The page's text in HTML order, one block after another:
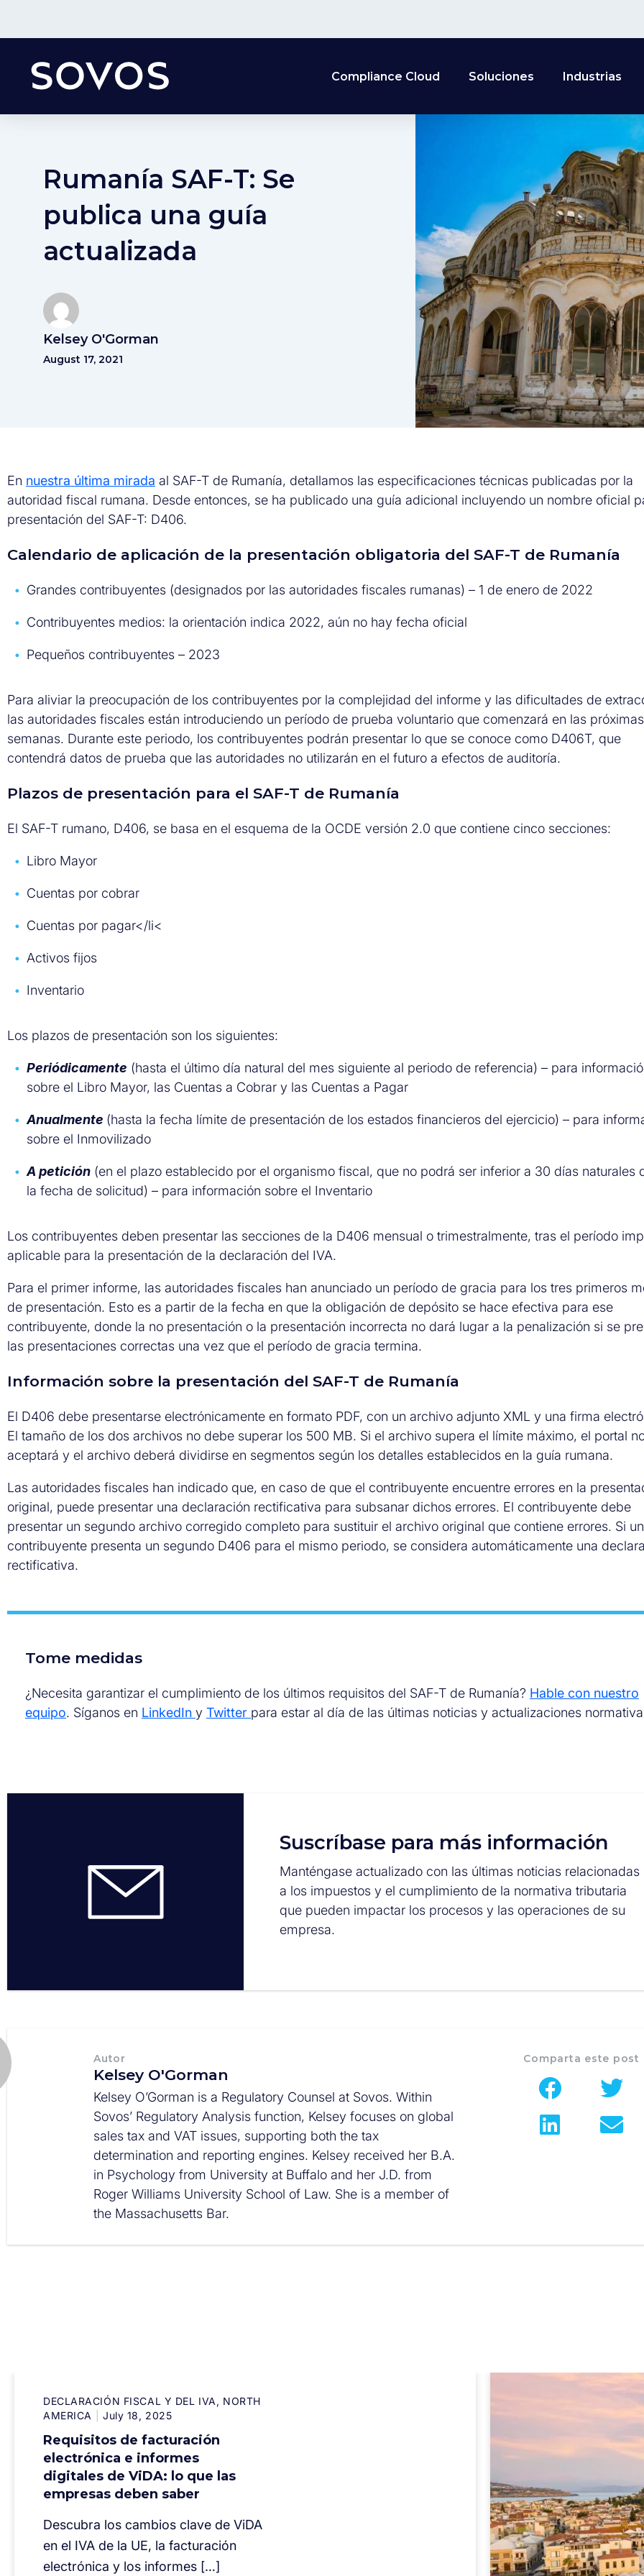
Compliance Cloud Soluciones Industrias
Rumanía SAF-T: Se
publica una guía
actualizada
Kelsey O'Gorman
August 17, 2021
En nuestra última mirada al SAF-T de Rumanía, detallamos las especificaciones técnicas publicadas por la
autoridad fiscal rumana. Desde entonces, se ha publicado una guía adicional incluyendo un nombre oficial
presentación del SAF-T: D406.
Calendario de aplicación de la presentación obligatoria del SAF-T de Rumanía
Grandes contribuyentes (designados por las autoridades fiscales rumanas) – 1 de enero de 2022
Contribuyentes medios: la orientación indica 2022, aún no hay fecha oficial
Pequeños contribuyentes – 2023
Para aliviar la preocupación de los contribuyentes por la complejidad del informe y las dificultades de
las autoridades fiscales están introduciendo un período de prueba voluntario que comenzará en las próximas
semanas. Durante este periodo, los contribuyentes podrán presentar lo que se conoce como D406T, que
contendrá datos de prueba que las autoridades no utilizarán en el futuro a efectos de auditoría.
Plazos de presentación para el SAF-T de Rumanía
El SAF-T rumano, D406, se basa en el esquema de la OCDE versión 2.0 que contiene cinco secciones:
Libro Mayor
Cuentas por cobrar
Cuentas por pagar</li<
Activos fijos
Inventario
Los plazos de presentación son los siguientes:
Periódicamente (hasta el último día natural del mes siguiente al periodo de referencia) – para
sobre el Libro Mayor, las Cuentas a Cobrar y las Cuentas a Pagar
Anualmente (hasta la fecha límite de presentación de los estados financieros del ejercicio) – para
sobre el Inmovilizado
A petición (en el plazo establecido por el organismo fiscal, que no podrá ser inferior a 30 días naturales
la fecha de solicitud) – para información sobre el Inventario
Los contribuyentes deben presentar las secciones de la D406 mensual o trimestralmente, tras el período
aplicable para la presentación de la declaración del IVA.
Para el primer informe, las autoridades fiscales han anunciado un período de gracia para los tres primeros
de presentación. Esto es a partir de la fecha en que la obligación de depósito se hace efectiva para ese
contribuyente, donde la no presentación o la presentación incorrecta no dará lugar a la penalización si se
las presentaciones correctas una vez que el período de gracia termina.
Información sobre la presentación del SAF-T de Rumanía
El D406 debe presentarse electrónicamente en formato PDF, con un archivo adjunto XML y una firma
El tamaño de los dos archivos no debe superar los 500 MB. Si el archivo supera el límite máximo, el portal
aceptará y el archivo deberá dividirse en segmentos según los detalles establecidos en la guía rumana.
Las autoridades fiscales han indicado que, en caso de que el contribuyente encuentre errores en la
original, puede presentar una declaración rectificativa para subsanar dichos errores. El contribuyente debe
presentar un segundo archivo corregido completo para sustituir el archivo original que contiene errores. Si un
contribuyente presenta un segundo D406 para el mismo periodo, se considera automáticamente una
rectificativa.
Tome medidas
¿Necesita garantizar el cumplimiento de los últimos requisitos del SAF-T de Rumanía? Hable con nuestro
equipo. Síganos en LinkedIn y Twitter para estar al día de las últimas noticias y actualizaciones
Suscríbase para más información
Manténgase actualizado con las últimas noticias relacionadas
a los impuestos y el cumplimiento de la normativa tributaria
que pueden impactar los procesos y las operaciones de su
empresa.
Autor
Kelsey O'Gorman
Kelsey O’Gorman is a Regulatory Counsel at Sovos. Within
Sovos’ Regulatory Analysis function, Kelsey focuses on global
sales tax and VAT issues, supporting both the tax
determination and reporting engines. Kelsey received her B.A.
in Psychology from University at Buffalo and her J.D. from
Roger Williams University School of Law. She is a member of
the Massachusetts Bar.
Comparta este post
DECLARACIÓN FISCAL Y DEL IVA
NORTH
AMERICA
July 18, 2025
Requisitos de facturación
electrónica e informes
digitales de ViDA: lo que las
empresas deben saber
Descubra los cambios clave de ViDA
en el IVA de la UE, la facturación
electrónica y los informes […]